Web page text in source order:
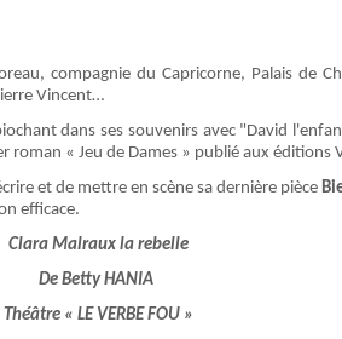
compagnie du Capricorne, Palais de
Vincent…
dans ses souvenirs avec "David
roman « Jeu de Dames » publié aux éditions
et de mettre en scène sa dernière pièce
efficace.
Clara Malraux la rebelle
De Betty HANIA
Théâtre « LE VERBE FOU »